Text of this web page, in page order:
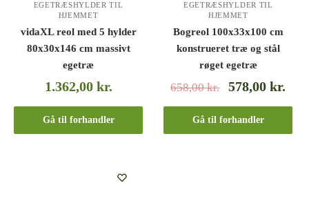
EGETRÆSHYLDER TIL
HJEMMET
vidaXL reol med 5 hylder
80x30x146 cm massivt
egetræ
1.362,00 kr.
Gå til forhandler
EGETRÆSHYLDER TIL
HJEMMET
Bogreol 100x33x100 cm
konstrueret træ og stål
røget egetræ
658,00kr. 578,00kr.
Gå til forhandler